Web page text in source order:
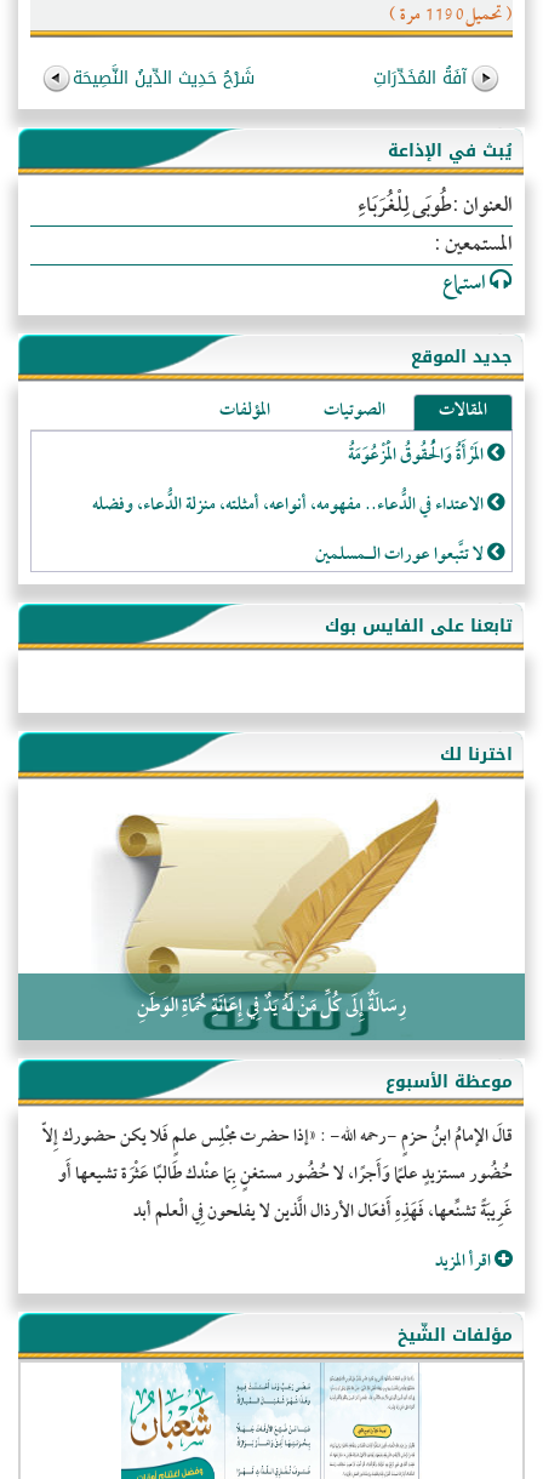
( تحميل1190 مرة )
آفَةُ المُخَدِّرَاتِ شَرْحُ حَدِيث الدِّينُ النَّصِيحَة
يُبث في الإذاعة
العنوان :طُوبَى لِلْغُرَبَاءِ
المستمعين :
استماع
جديد الموقع
المقالات الصوتيات
المؤلفات
المَرْأَةُ وَالْحُقُوقُ الْمَزْعُوَمَةُ
الاعتداء في الدُّعاء.. مفهومه، أنواعه، أمثلته، منزلة الدُّعاء، وفضله
لا تتَّبعوا عورات الـمسلمين
فقه النَّصيحة عند الصَّحابة الكرام رضي الله عنهم
لَا عِزَّةَ إِلَّا بِالإِسْلَامِ
هذه سبيلنا فماذا تنقمون؟!
أُسُـسُ بَـيْـتِ الـمُسْـلِمِ
التَّعْلِيمُ القُرْآنِي
كلمة إلى إخواني السلفيين في الجزائر
تابعنا على الفايس بوك
اخترنا لك
رِسَالَةٌ إِلَى كُلِّ مَنْ لَهُ يَدٌ فِي إِعَانَةِ حُمَاةِ الوَطَنِ
موعظة الأسبوع
قالَ الإمامُ ابنُ حزمٍ -رحمه الله- : «إذا حضرت مجْلِس علمٍ فَلا يكن حضورك إِلاّ
حُضُور مستزيدٍ علمًا وَأَجرًا، لا حُضُور مستغنٍ بِمَا عنْدك طَالبًا عَثْرَة تشيعها أَو
غَرِيبَةً تشنِّعها، فَهَذِهِ أَفعَال الأرذال الَّذين لا يفلحون فِي الْعلم أبد
اقرأ المزيد
مؤلفات الشّيخ